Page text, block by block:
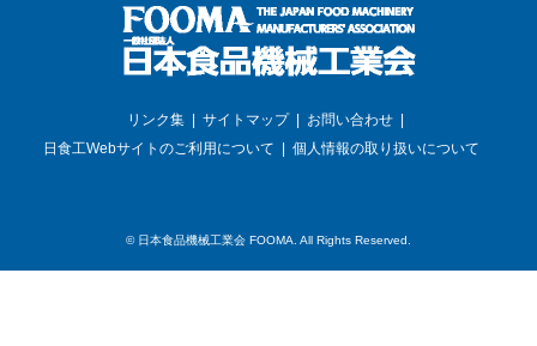
リンク集 サイトマップ
お問い合わせ
日食工Webサイトのご利用について
個人情報の取り扱いについて
© 日本食品機械工業会 FOOMA . All Rights Reserved.